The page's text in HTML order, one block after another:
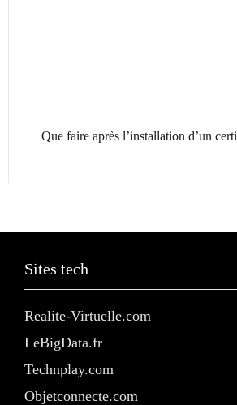
Que faire après l’installation d’un
Sites tech
Realite-Virtuelle.com
LeBigData.fr
Technplay.com
Objetconnecte.com